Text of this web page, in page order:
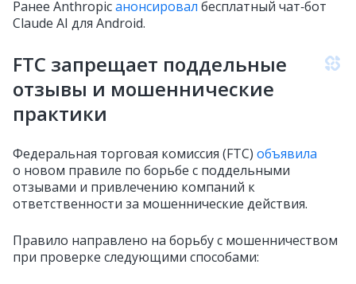
Ранее Anthropicанонсировал бесплатный чат‑бот
Claude AI для Android.
FTC запрещает поддельные
отзывы и мошеннические
практики
Федеральная торговая комиссия (FTC) объявила
о новом правиле по борьбе с поддельными
отзывами и привлечению компаний к
ответственности за мошеннические действия.
Правило направлено на борьбу с мошенничеством
при проверке следующими способами: